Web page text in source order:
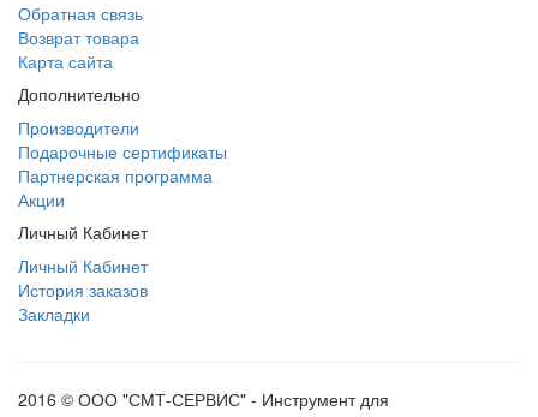
Обратная связь
Возврат товара
Карта сайта
Дополнительно
Производители
Подарочные сертификаты
Партнерская программа
Акции
Личный Кабинет
Личный Кабинет
История заказов
Закладки
2016 © ООО "СМТ-СЕРВИС" - Инструмент для